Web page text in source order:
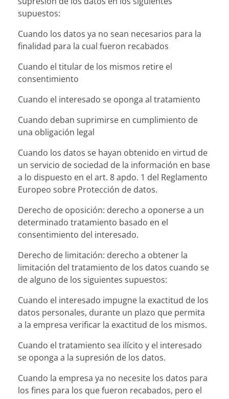
supuestos:
Cuando los datos ya no sean necesarios para la
finalidad para la cual fueron recabados
Cuando el titular de los mismos retire el
consentimiento
Cuando el interesado se oponga al tratamiento
Cuando deban suprimirse en cumplimiento de
una obligación legal
Cuando los datos se hayan obtenido en virtud de
un servicio de sociedad de la información en base
a lo dispuesto en el art. 8 apdo. 1 del Reglamento
Europeo sobre Protección de datos.
Derecho de oposición: derecho a oponerse a un
determinado tratamiento basado en el
consentimiento del interesado.
Derecho de limitación: derecho a obtener la
limitación del tratamiento de los datos cuando se
de alguno de los siguientes supuestos:
Cuando el interesado impugne la exactitud de los
datos personales, durante un plazo que permita
a la empresa verificar la exactitud de los mismos.
Cuando el tratamiento sea ilícito y el interesado
se oponga a la supresión de los datos.
Cuando la empresa ya no necesite los datos para
los fines para los que fueron recabados, pero el